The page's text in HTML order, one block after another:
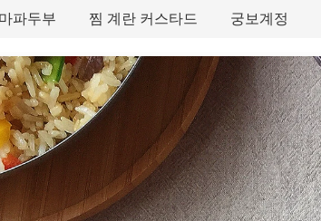
마파두부 찜 계란 커스타드 궁보계정